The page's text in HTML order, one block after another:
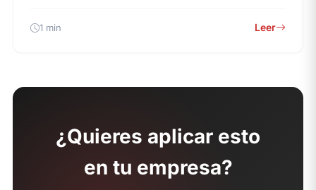
1 min Leer
¿Quieres aplicar esto
en tu empresa?